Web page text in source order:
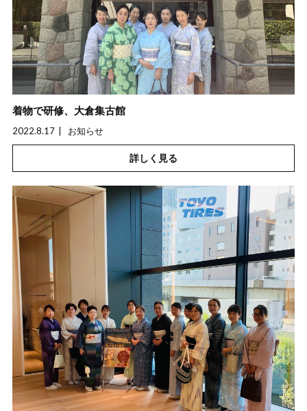
着物で研修、大倉集古館
2022.8.17
お知らせ
詳しく見る